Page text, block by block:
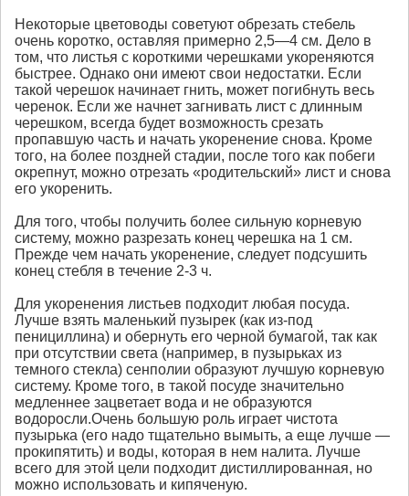
Некоторые цветоводы советуют обрезать стебель
очень коротко, оставляя примерно 2,5—4 см. Дело в
том, что листья с короткими черешками укореняются
быстрее. Однако они имеют свои недостатки. Если
такой черешок начинает гнить, может погибнуть весь
черенок. Если же начнет загнивать лист с длинным
черешком, всегда будет возможность срезать
пропавшую часть и начать укоренение снова. Кроме
того, на более поздней стадии, после того как побеги
окрепнут, можно отрезать «родительский» лист и снова
его укоренить.
Для того, чтобы получить более сильную корневую
систему, можно разрезать конец черешка на 1 см.
Прежде чем начать укоренение, следует подсушить
конец стебля в течение 2-3 ч.
Для укоренения листьев подходит любая посуда.
Лучше взять маленький пузырек (как из-под
пенициллина) и обернуть его черной бумагой, так как
при отсутствии света (например, в пузырьках из
темного стекла) сенполии образуют лучшую корневую
систему. Кроме того, в такой посуде значительно
медленнее зацветает вода и не образуются
водоросли.Очень большую роль играет чистота
пузырька (его надо тщательно вымыть, а еще лучше —
прокипятить) и воды, которая в нем налита. Лучше
всего для этой цели подходит дистиллированная, но
можно использовать и кипяченую.